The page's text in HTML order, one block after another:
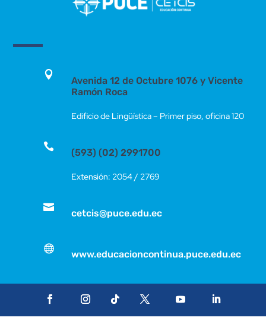

Avenida 12 de Octubre 1076 y Vicente
Ramón Roca
Edificio de Lingüística – Primer piso, oficina 120

(593) (02) 2991700
Extensión: 2054 / 2769

cetcis@puce.edu.ec

www.educacioncontinua.puce.edu.ec